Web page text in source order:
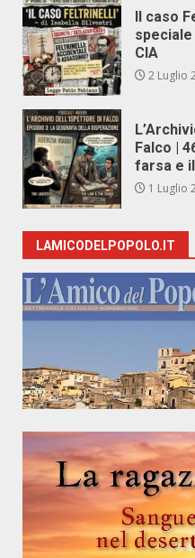
Il caso
CIA
2 Luglio
Falco |
farsa e
1 Luglio
LAMICODELPOPOLO.IT